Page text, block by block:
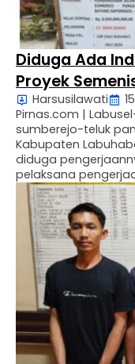
Diduga Ada
Proyek
Labuhanbatu
Harsusilawati
Pirnas.com |
sumberejo-teluk
Kabupaten
diduga
pelaksana
biaya Sebesar 8,9
Dana Khusus
Fakta Independen
Utara, Sutrisno